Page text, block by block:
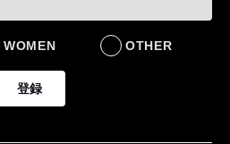
WOMEN OTHER
登録